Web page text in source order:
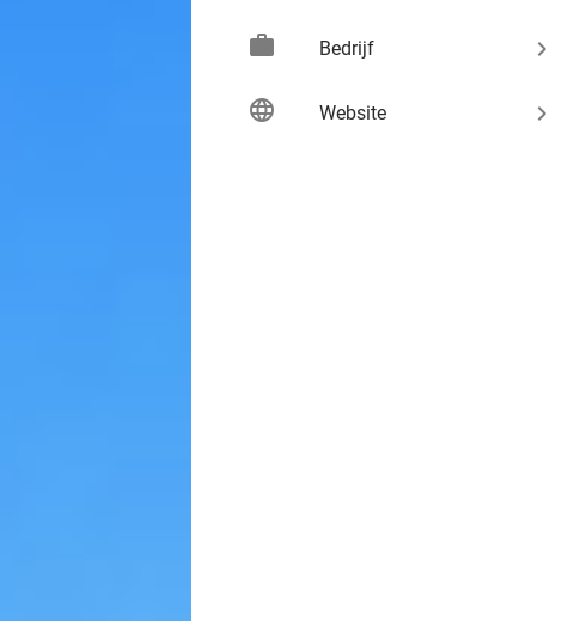
work Bedrijf keyboard_arrow_right
language Website keyboard_arrow_right